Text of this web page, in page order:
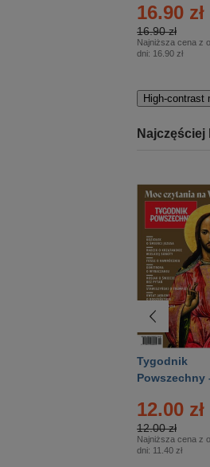
16.90 zł
16.90 zł
Najniższa cena z
dni: 16.90 zł
High-contrast
Najczęściej
Tygodnik
Powszechny
12.00 zł
12.00 zł
Najniższa cena z
dni: 11.40 zł